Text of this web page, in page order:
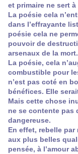
et primaire ne sert à
La poésie cela
dans l’effrayante
poésie cela ne
pouvoir de
arsenaux de la mort.
La poésie, cela
combustible pour
n’est pas coté en
bénéfices. Elle
Mais cette chose
ne se contente pas
dangereuse.
En effet, rebelle
aux plus belles
pensée, à l’amour